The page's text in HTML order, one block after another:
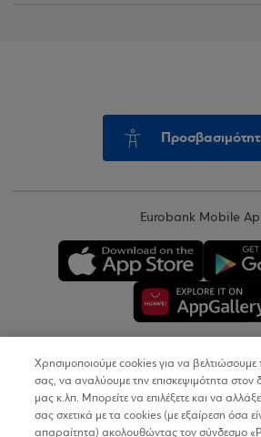
Eurobank Mobile
Copyright © 2026
Όροι Χρήσης
Χρησιμοποιούμε cookies για να βελτιώσουμε
σας, να αναλύουμε την επισκεψιμότητα στον
μας κ.λπ. Μπορείτε να επιλέξετε και να
σας σχετικά με τα cookies (με εξαίρεση όσα
απαραίτητα) ακολουθώντας τον σύνδεσμο